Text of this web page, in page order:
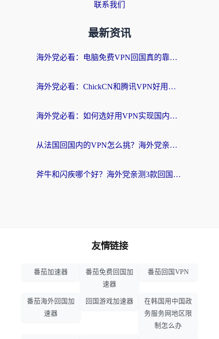
联系我们
最新资讯
海外党必看：电脑免费VPN回国真的靠谱吗？附实测对比与最优方案指南
海外党必看：ChickCN和腾讯VPN好用吗？3招选对回国加速器，告别地区限制
海外党必看：如何选好用VPN实现国内资源无缝访问？从越南到全球都适用
从法国回国内的VPN怎么挑？海外党亲测：稳定、多端、安全才是关键
斧牛和闪疾哪个好？海外党亲测3款回国加速器，教你选到不踩坑的那一款
友情链接
番茄加速器
番茄免费回国加
速器
番茄回国VPN
番茄海外回国加
速器
回国游戏加速器
在韩国用中国政
务服务网地区限
制怎么办